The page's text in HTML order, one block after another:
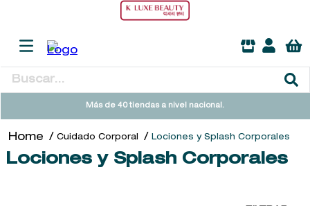
Buscar...
Más de 40 tiendas a nivel nacional.
Cuidado Corporal Lociones y Splash Corporales
Lociones y Splash Corporales
TÉRMINOS MÁS BUSCADOS
.
sol ipanema